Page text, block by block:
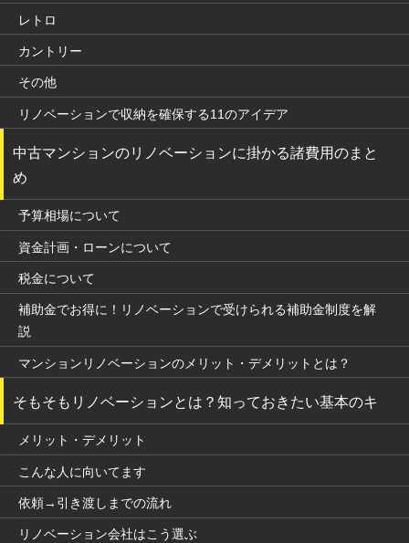
レトロ
カントリー
その他
リノベーションで収納を確保する11のアイデア
中古マンションのリノベーションに掛かる諸費用のまと
め
予算相場について
資金計画・ローンについて
税金について
補助金でお得に！リノベーションで受けられる補助金制度を解
説
マンションリノベーションのメリット・デメリットとは？
そもそもリノベーションとは？知っておきたい基本のキ
メリット・デメリット
こんな人に向いてます
依頼→引き渡しまでの流れ
リノベーション会社はこう選ぶ